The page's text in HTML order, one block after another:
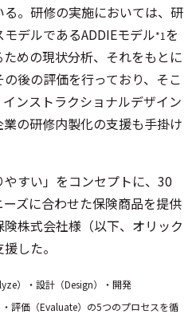
。研修の実施においては、研
デルであるADDIEモデル*1 を
めの現状分析、それをもとに
後の評価を行っており、そこ
ンストラクショナルデザイン
の研修内製化の支援も手掛け
すい」をコンセプトに、30
ズに合わせた保険商品を提供
株式会社様（以下、オリック
した。
）・設計（Design）・開発
評価（Evaluate）の5つのプロセスを循